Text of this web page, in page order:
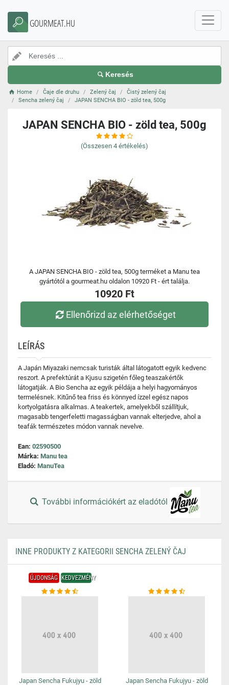
GOURMEAT.HU
Keresés
Home Čaje dle druhu Zelený čaj
Čistý zelený čaj
Sencha zelený čaj
JAPAN SENCHA BIO - zöld tea, 500g
JAPAN SENCHA BIO - zöld tea, 500g
(Összesen 4 értékelés)
A JAPAN SENCHA BIO - zöld tea, 500g terméket a Manu tea
gyártótól a gourmeat.hu oldalon 10920 Ft - ért találja.
10920 Ft
Ellenőrizd az elérhetőséget
LEÍRÁS
A Japán Miyazaki nemcsak turisták által látogatott egyik kedvenc
reszort. A prefektúrát a Kjusu szigetén főleg teaszakértők
látogatják. A Bio Sencha az egyik példája a helyi hagyományos
termelésnek. Kitűnő tea friss és könnyed ízzel egész napos
kortyolgatásra alkalmas. A teakertek, amelyekből szállítjuk,
magasabb tengerfeletti magasságban vannak elterjedve, ahol a
teafák természetes módon vannak nevelve.
Ean: 02590500
Márka: Manu tea
Eladó: ManuTea
További információkért az eladótól
INNE PRODUKTY Z KATEGORII SENCHA ZELENÝ ČAJ
ÚJDONSÁG KEDVEZMÉNY
Japan Sencha Fukujyu - zöld
Japan Sencha Fukujyu - zöld